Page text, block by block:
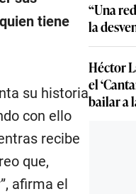
tiene
su historia
con ello
recibe
que,
afirma el
“Una
la
Héctor
el
bailar a